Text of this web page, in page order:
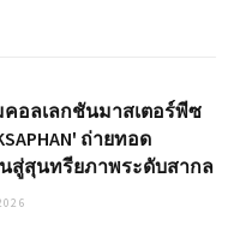
อลเลกชันมาสเตอร์พีซ
ถ่ายทอด
สุนทรียภาพระดับสากล